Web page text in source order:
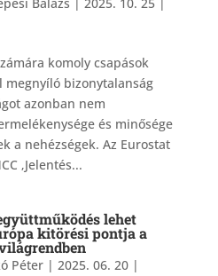
komoly csapások
megnyíló bizonytalanság
azonban nem
és minősége
a nehézségek. Az Eurostat
‚Jelentés...
lehet
kitörési pontja a
Péter| 2025. 06. 20|